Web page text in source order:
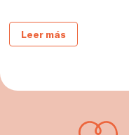
Leer más